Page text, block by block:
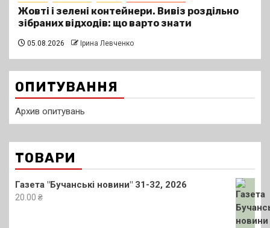
Жовті і зелені контейнери. Вивіз роздільно
зібраних відходів: що варто знати
05.08.2026 Ірина Левченко
ОПИТУВАННЯ
Архив опитувань
ТОВАРИ
Газета "Бучанські новини" 31-32, 2026
20.00 ₴